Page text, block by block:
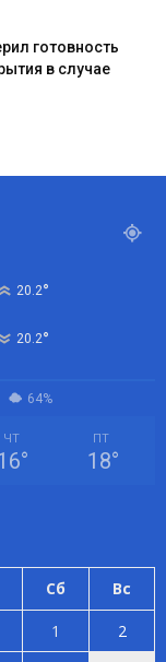
готовность
в случае
20.2°
20.2°
64%
ЧТ
°
ПТ
18°
Сб Вс
1
2